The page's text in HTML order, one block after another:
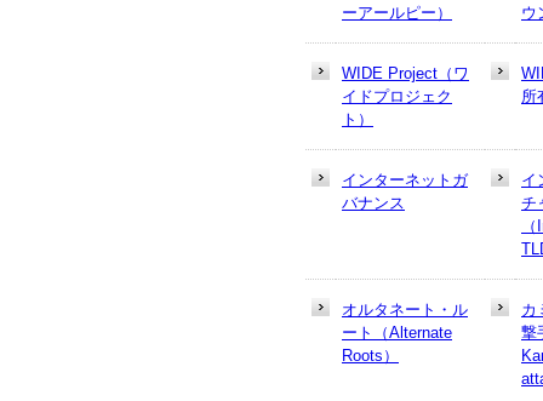
ーアールピー）
ウ
WIDE Project（ワ
イドプロジェク
ト）
所
インターネットガ
バナンス
イ
チ
オルタネート・ル
ート（Alternate
Roots）
カ
撃